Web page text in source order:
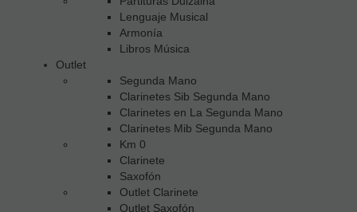
Lenguaje Musical
Armonía
Libros Música
Outlet
Segunda Mano
Clarinetes Sib Segunda Mano
Clarinetes en La Segunda Mano
Clarinetes Mib Segunda Mano
Km 0
Clarinete
Saxofón
Outlet Clarinete
Outlet Saxofón